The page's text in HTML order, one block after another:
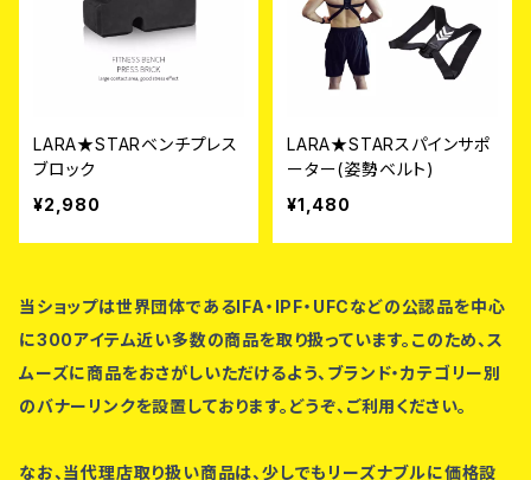
LARA★STARベンチプレス
ブロック
¥2,980
LARA★STARスパインサポ
ーター(姿勢ベルト)
¥1,480
当ショップは世界団体であるIFA・IPF・UFCなどの公認品を中心
に300アイテム近い多数の商品を取り扱っています。このため、ス
ムーズに商品をおさがしいただけるよう、ブランド・カテゴリー別
のバナーリンクを設置しております。どうぞ、ご利用ください。
なお、当代理店取り扱い商品は、少しでもリーズナブルに価格設